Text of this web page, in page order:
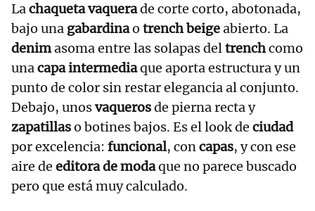
Lachaqueta vaquerade corte corto, abotonada,
bajo una gabardinao trench beigeabierto. La
denimasoma entre las solapas deltrenchcomo
unacapa intermediaque aporta estructura y un
punto de color sin restar elegancia al conjunto.
Debajo, unosvaquerosde pierna recta y
zapatillaso botines bajos. Es el look de ciudad
por excelencia: funcional, concapas, y con ese
aire de editora de modaque no parece buscado
pero que está muy calculado.